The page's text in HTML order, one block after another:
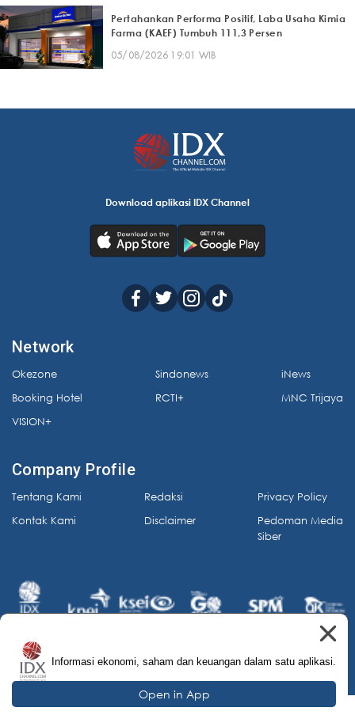
Pertahankan Performa Positif, Laba Usaha Kimia
Farma (KAEF) Tumbuh 111,3 Persen
05/08/2026 19:01 WIB
Download aplikasi IDX Channel
Network
Okezone
Booking Hotel
VISION+
Sindonews
RCTI+
iNews
MNC Trijaya
Company Profile
Tentang Kami
Kontak Kami
Redaksi
Disclaimer
Privacy Policy
Pedoman Media
Siber
© 2026 IDX Channel. All Rights Reserved.
Informasi ekonomi, saham dan keuangan dalam satu aplikasi.
Open in App